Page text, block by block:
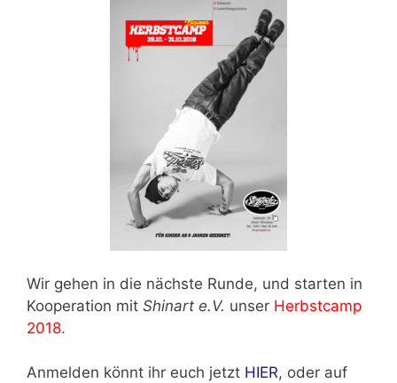
Wir gehen in die nächste Runde, und starten in
Kooperation mit Shinart e.V. unser Herbstcamp
2018.
Anmelden könnt ihr euch jetzt HIER, oder auf